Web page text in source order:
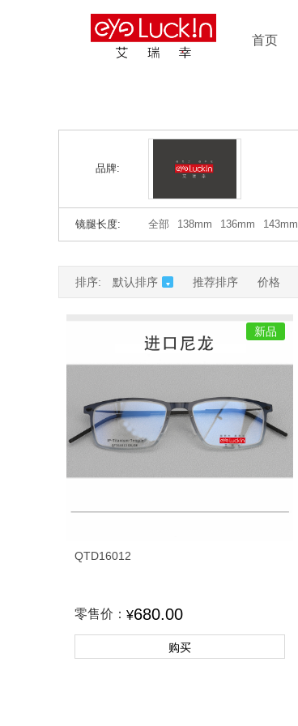
首页
品牌:
镜腿长度: 全部 138mm 136mm 143mm
排序: 默认排序 推荐排序 价格
新品
QTD16012
零售价： ¥680.00